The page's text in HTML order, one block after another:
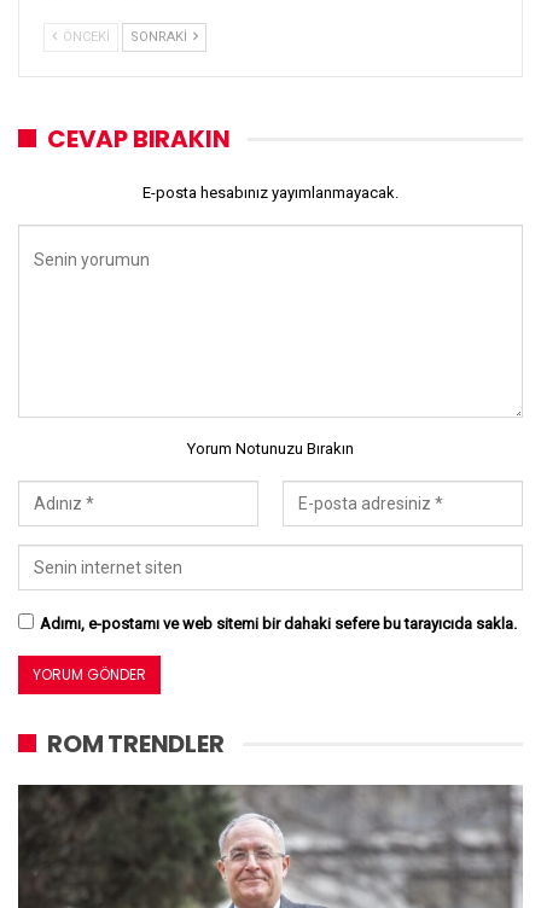
ÖNCEKI SONRAKI
CEVAP BIRAKIN
E-posta hesabınız yayımlanmayacak.
Yorum Notunuzu Bırakın
Adımı, e-postamı ve web sitemi bir dahaki sefere bu tarayıcıda sakla.
ROM TRENDLER